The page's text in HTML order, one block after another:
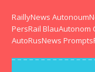
RaillyNews
PersRail BlauAutonom
AutoRusNews